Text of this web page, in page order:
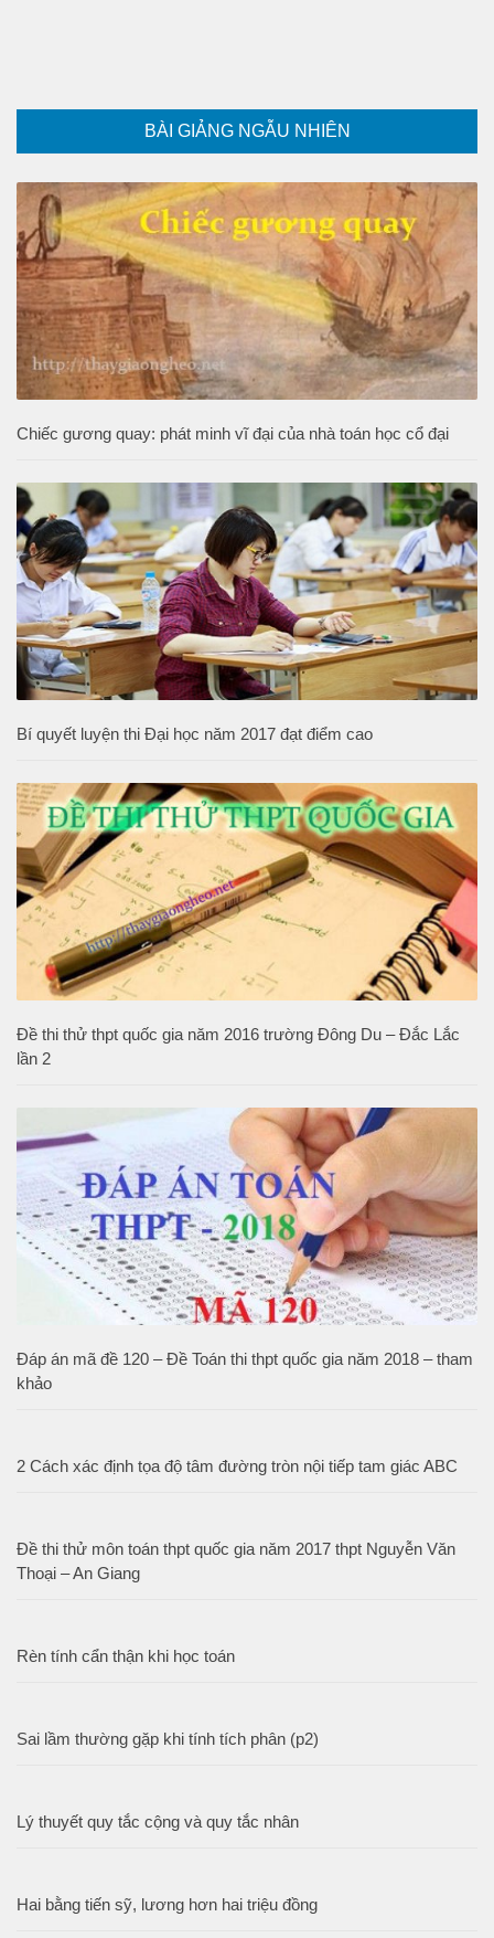
BÀI GIẢNG NGẪU NHIÊN
Chiếc gương quay: phát minh vĩ đại của nhà toán học cổ đại
Bí quyết luyện thi Đại học năm 2017 đạt điểm cao
Đề thi thử thpt quốc gia năm 2016 trường Đông Du – Đắc Lắc
lần 2
Đáp án mã đề 120 – Đề Toán thi thpt quốc gia năm 2018 – tham
khảo
2 Cách xác định tọa độ tâm đường tròn nội tiếp tam giác ABC
Đề thi thử môn toán thpt quốc gia năm 2017 thpt Nguyễn Văn
Thoại – An Giang
Rèn tính cẩn thận khi học toán
Sai lầm thường gặp khi tính tích phân (p2)
Lý thuyết quy tắc cộng và quy tắc nhân
Hai bằng tiến sỹ, lương hơn hai triệu đồng